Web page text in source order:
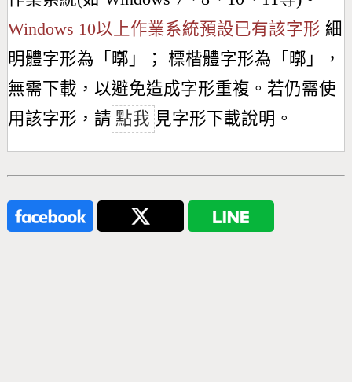
Windows 10以上作業系統預設已有該字形 細
明體字形為「 㬑 」； 標楷體字形為「 㬑 」，
無需下載，以避免造成字形重複。若仍需使
用該字形，請 點我 見字形下載說明。